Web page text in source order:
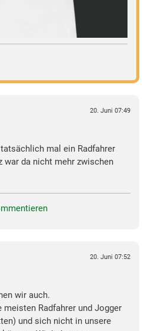
20. Juni 07:49
mal ein Radfahrer
war da nicht mehr zwischen
20. Juni 07:52
wir auch.
Radfahrer und Jogger
und sich nicht in unsere